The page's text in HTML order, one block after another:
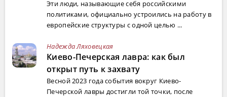
Эти люди, называющие себя российскими
политиками, официально устроились на работу в
европейские структуры с одной целью ...
Надежда Ляховецкая
Киево-Печерская лавра: как был
открыт путь к захвату
Весной 2023 года события вокруг Киево-
Печерской лавры достигли той точки, после